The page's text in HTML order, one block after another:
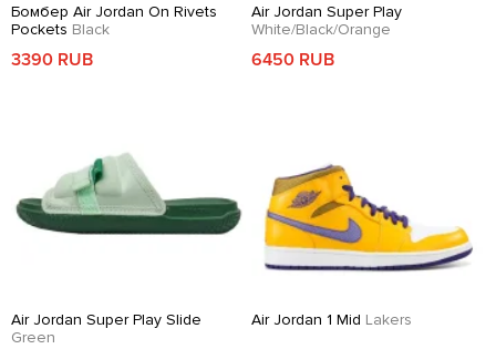
Бомбер Air Jordan On Rivets
Pockets Black
3390 RUB
Air Jordan Super Play
White/Black/Orange
6450 RUB
Air Jordan Super Play Slide
Green
Air Jordan 1 Mid Lakers